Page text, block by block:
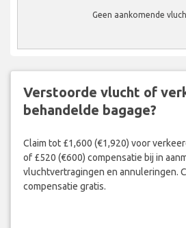
Geen aankomende
Verstoorde vlucht of
behandelde bagage?
Claim tot £1,600 (€1,920) voor
of £520 (€600) compensatie bij in
vluchtvertragingen en annuleringen.
compensatie gratis.